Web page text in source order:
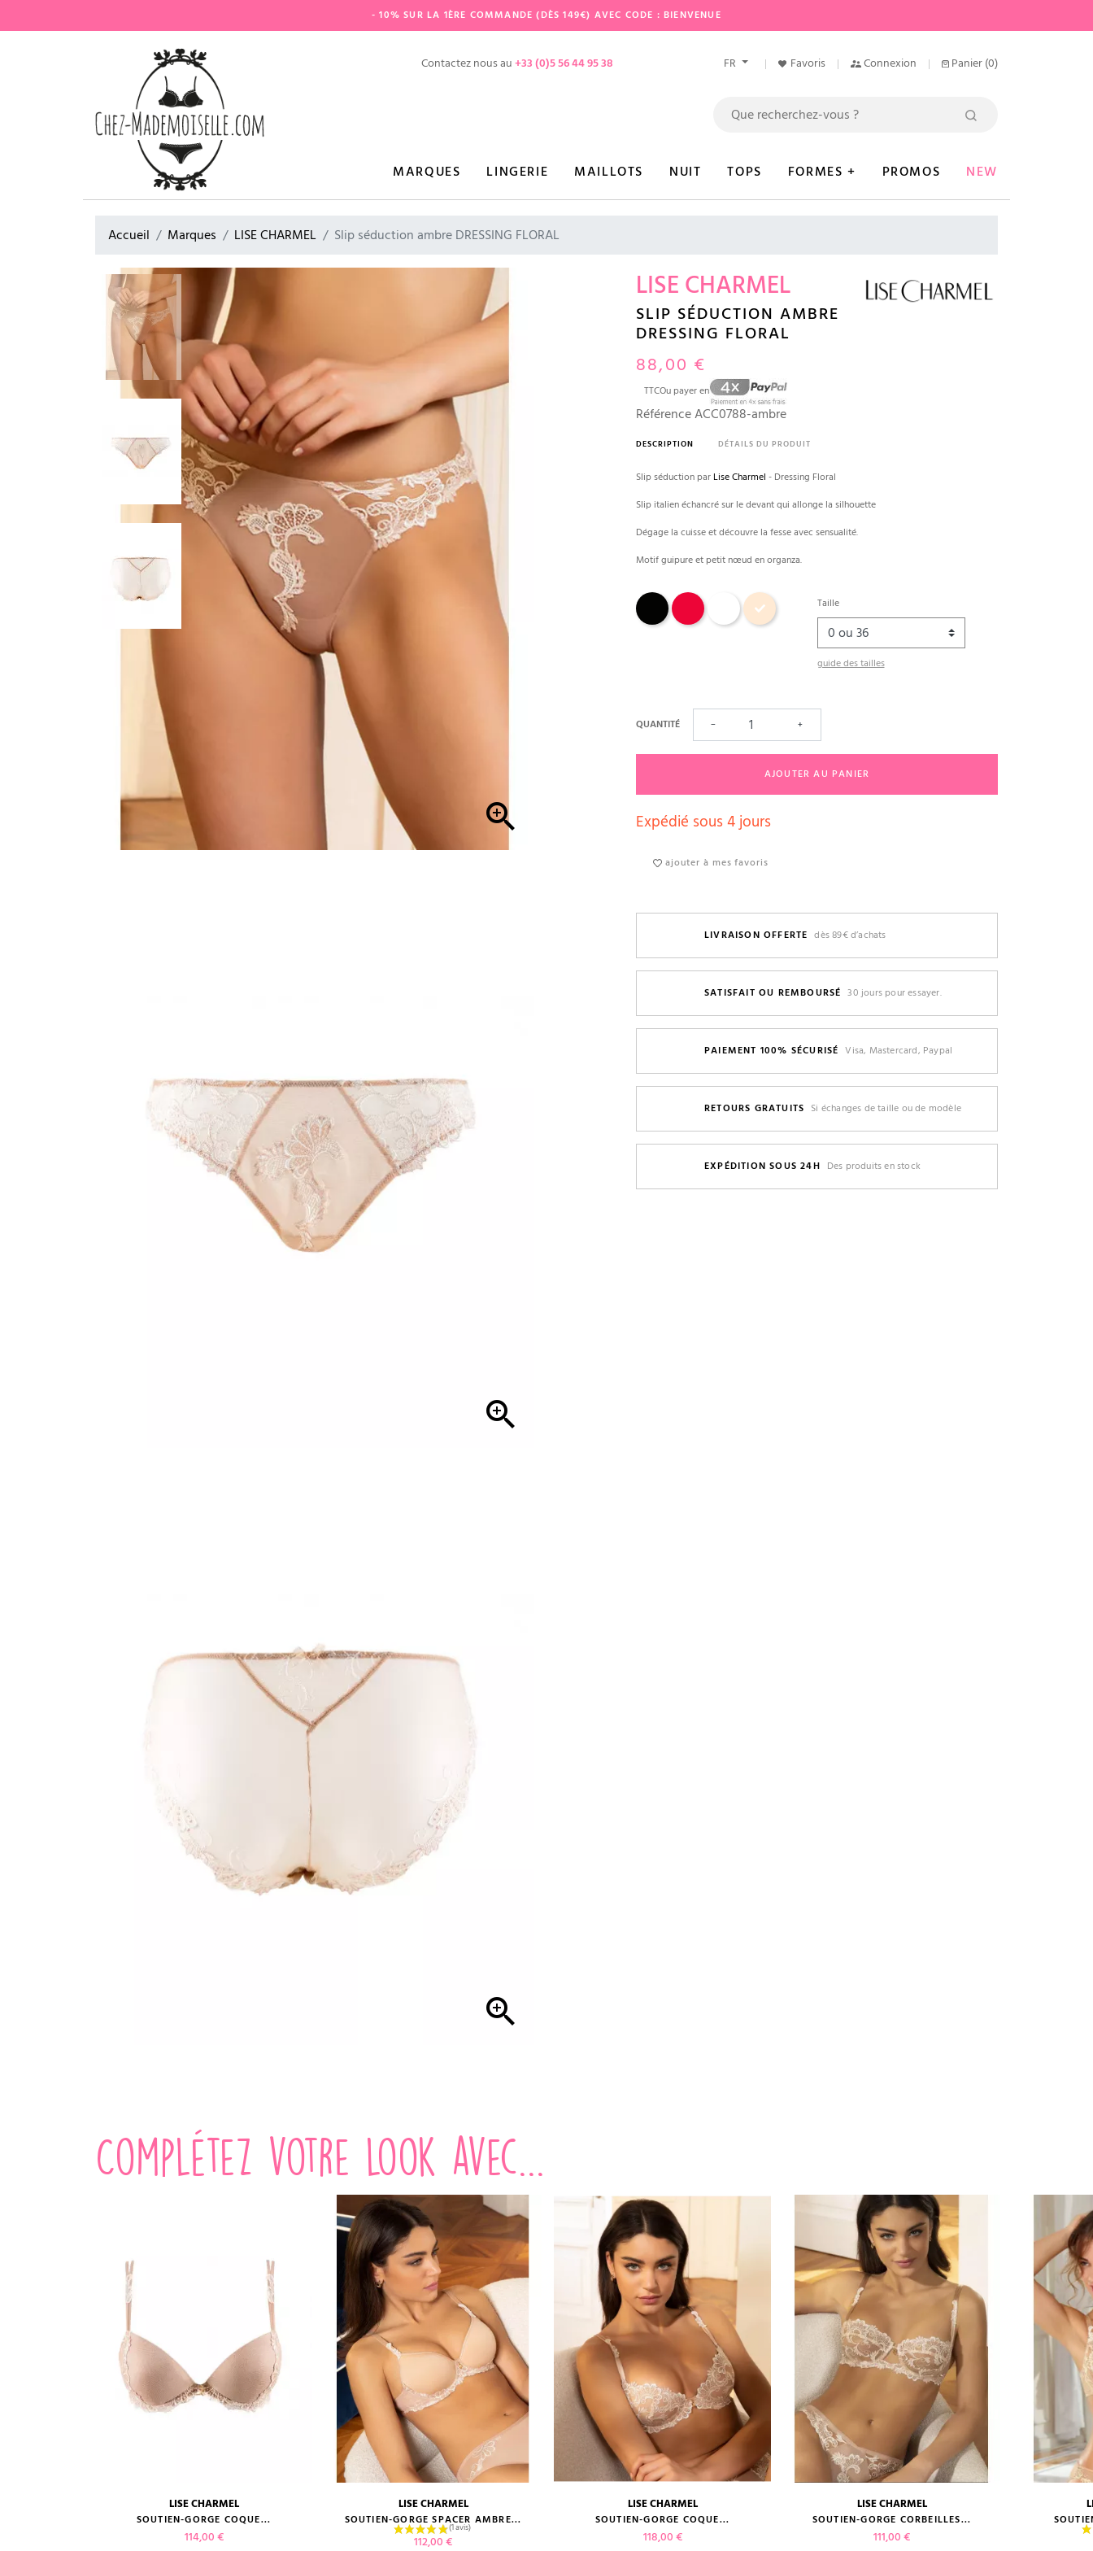
- 10% SUR LA 1ÈRE COMMANDE (DÈS 149€) AVEC CODE : BIENVENUE
Contactez nous au+33 (0)5 56 44 95 38 FR Favoris Connexion Panier (0)
MARQUES LINGERIE MAILLOTS NUIT TOPS FORMES + PROMOS NEW
Accueil Marques LISE CHARMEL Slip séduction ambre DRESSING FLORAL



LISE CHARMEL
SLIP SÉDUCTION AMBRE
DRESSING FLORAL
88,00 €
TTCOu payer en
RéférenceACC0788-ambre
DESCRIPTION DÉTAILS DU PRODUIT
Slip séduction par Lise Charmel - Dressing Floral
Slip italien échancré sur le devant qui allonge la silhouette
Dégage la cuisse et découvre la fesse avec sensualité.
Motif guipure et petit nœud en organza.
Noir Rouge Ambre Nacre Taille
guide des tailles
QUANTITÉ − +
AJOUTER AU PANIER
Expédié sous 4 jours
ajouter à mes favoris
LIVRAISON OFFERTE dès 89€ d’achats
SATISFAIT OU REMBOURSÉ 30 jours pour essayer.
PAIEMENT 100% SÉCURISÉ Visa, Mastercard, Paypal
RETOURS GRATUITS Si échanges de taille ou de modèle
EXPÉDITION SOUS 24H Des produits en stock
Complétez votre look avec...
guide des tailles
LISE CHARMEL
SOUTIEN-GORGE COQUE...
Prix
114,00 €
guide des tailles
LISE CHARMEL
SOUTIEN-GORGE SPACER AMBRE...
Prix
112,00 €
guide des tailles
LISE CHARMEL
SOUTIEN-GORGE COQUE...
Prix
118,00 €
guide des tailles
LISE CHARMEL
SOUTIEN-GORGE CORBEILLES...
Prix
111,00 €
guide